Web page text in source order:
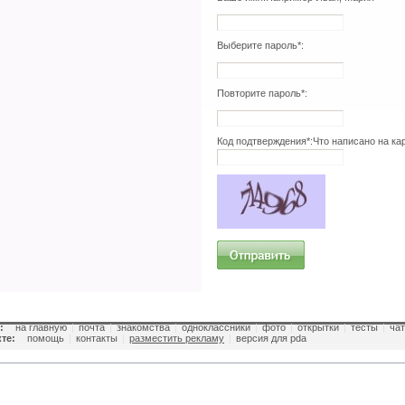
Выберите пароль*:
Повторите пароль*:
Код подтверждения*:Что написано на
на главную | почта | знакомства | одноклассники | фото | открытки | тесты | чат
помощь контакты разместить рекламу версия для pda